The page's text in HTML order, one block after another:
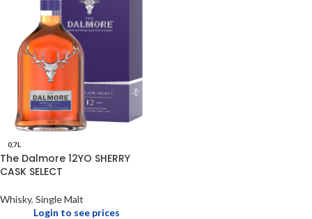
0,7L
The Dalmore 12YO SHERRY
CASK SELECT
Whisky, Single Malt
Login to see prices